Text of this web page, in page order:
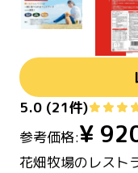
5.0 (21件)
参考価格:¥
花畑牧場のレスト